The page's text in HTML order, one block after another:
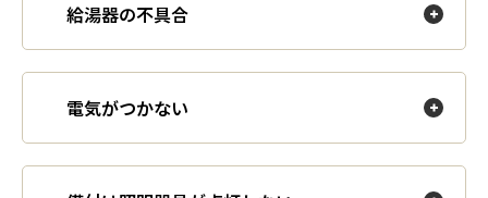
給湯器の不具合
電気がつかない